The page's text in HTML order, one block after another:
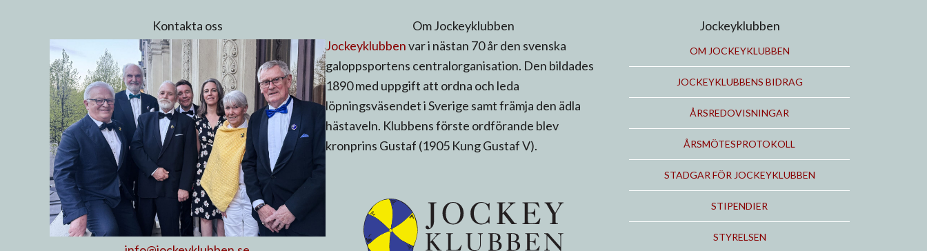
Kontakta oss
Om Jockeyklubben
Jockeyklubbenvar i nästan 70 år den svenska
galoppsportens centralorganisation. Den bildades
1890 med uppgift att ordna och leda
löpningsväsendet i Sverige samt främja den ädla
hästaveln. Klubbens förste ordförande blev
kronprins Gustaf (1905 Kung Gustaf V).
Jockeyklubben
OM JOCKEYKLUBBEN
JOCKEYKLUBBENS BIDRAG
ÅRSREDOVISNINGAR
ÅRSMÖTESPROTOKOLL
STADGAR FÖR JOCKEYKLUBBEN
STIPENDIER
STYRELSEN